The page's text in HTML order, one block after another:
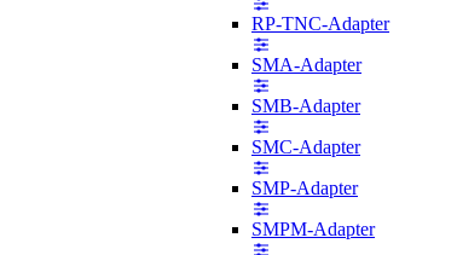
RP-TNC-Adapter
SMA-Adapter
SMB-Adapter
SMC-Adapter
SMP-Adapter
SMPM-Adapter